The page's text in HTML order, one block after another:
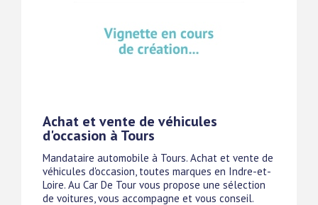
Achat et vente de véhicules
d'occasion à Tours
Mandataire automobile à Tours. Achat et vente de
véhicules d'occasion, toutes marques en Indre-et-
Loire. Au Car De Tour vous propose une sélection
de voitures, vous accompagne et vous conseil.